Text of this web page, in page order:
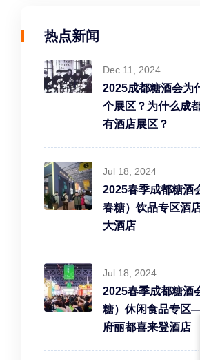
热点新闻
Dec 11, 2024
2025成都糖酒会为
个展区？为什么成
有酒店展区？
Jul 18, 2024
2025春季成都糖酒
春糖）饮品专区酒
大酒店
Jul 18, 2024
2025春季成都糖酒
糖）休闲食品专区
府丽都喜来登酒店